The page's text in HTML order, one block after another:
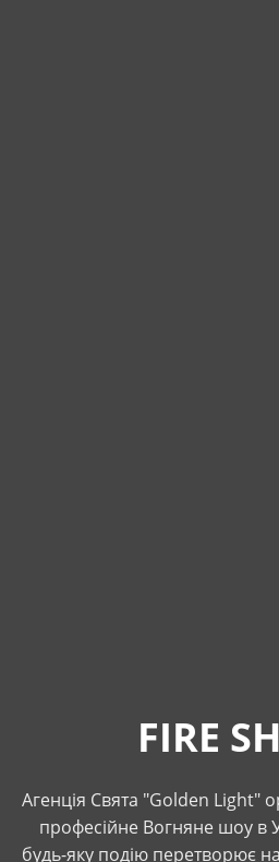
FIRE
Агенція Свята "Golden Light"
професійне Вогняне шоу в
будь-яку подію перетворює